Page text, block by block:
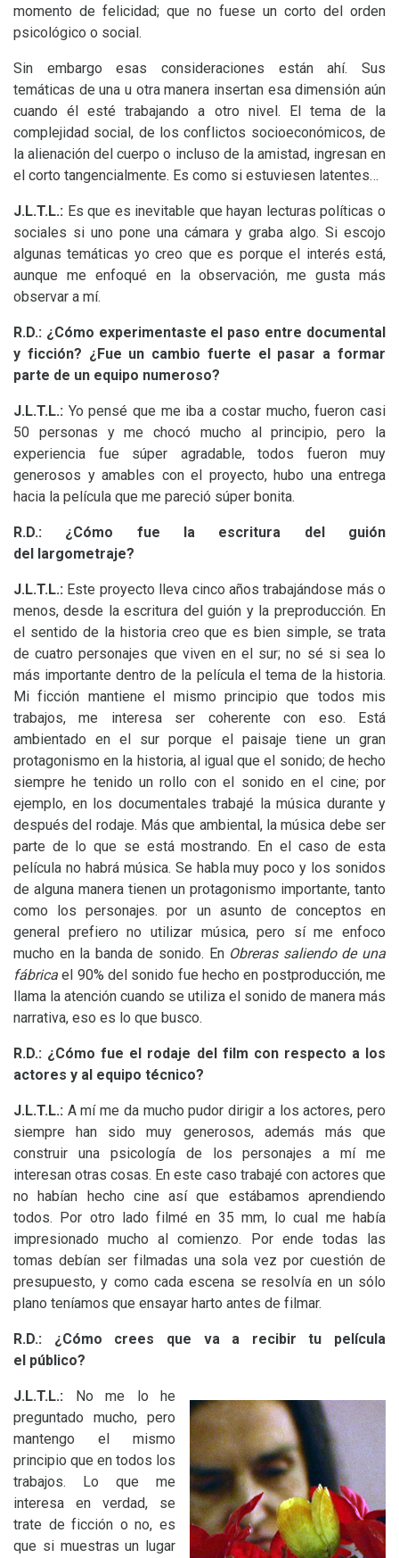
momento de felicidad; que no fuese un corto del orden
psicológico o social.
Sin embargo esas consideraciones están ahí. Sus
temáticas de una u otra manera insertan esa dimensión aún
cuando él esté trabajando a otro nivel. El tema de la
complejidad social, de los conflictos socioeconómicos, de
la alienación del cuerpo o incluso de la amistad, ingresan en
el corto tangencialmente. Es como si estuviesen latentes…
J.L.T.L.: Es que es inevitable que hayan lecturas políticas o
sociales si uno pone una cámara y graba algo. Si escojo
algunas temáticas yo creo que es porque el interés está,
aunque me enfoqué en la observación, me gusta más
observar a mí.
R.D.: ¿Cómo experimentaste el paso entre documental
y ficción? ¿Fue un cambio fuerte el pasar a formar
parte de un equipo numeroso?
J.L.T.L.: Yo pensé que me iba a costar mucho, fueron casi
50 personas y me chocó mucho al principio, pero la
experiencia fue súper agradable, todos fueron muy
generosos y amables con el proyecto, hubo una entrega
hacia la película que me pareció súper bonita.
R.D.: ¿Cómo fue la escritura del guión
del largometraje?
J.L.T.L.: Este proyecto lleva cinco años trabajándose más o
menos, desde la escritura del guión y la preproducción. En
el sentido de la historia creo que es bien simple, se trata
de cuatro personajes que viven en el sur; no sé si sea lo
más importante dentro de la película el tema de la historia.
Mi ficción mantiene el mismo principio que todos mis
trabajos, me interesa ser coherente con eso. Está
ambientado en el sur porque el paisaje tiene un gran
protagonismo en la historia, al igual que el sonido; de hecho
siempre he tenido un rollo con el sonido en el cine; por
ejemplo, en los documentales trabajé la música durante y
después del rodaje. Más que ambiental, la música debe ser
parte de lo que se está mostrando. En el caso de esta
película no habrá música. Se habla muy poco y los sonidos
de alguna manera tienen un protagonismo importante, tanto
como los personajes. por un asunto de conceptos en
general prefiero no utilizar música, pero sí me enfoco
mucho en la banda de sonido. En Obreras saliendo de una
fábrica el 90% del sonido fue hecho en postproducción, me
llama la atención cuando se utiliza el sonido de manera más
narrativa, eso es lo que busco.
R.D.: ¿Cómo fue el rodaje del film con respecto a los
actores y al equipo técnico?
J.L.T.L.: A mí me da mucho pudor dirigir a los actores, pero
siempre han sido muy generosos, además más que
construir una psicología de los personajes a mí me
interesan otras cosas. En este caso trabajé con actores que
no habían hecho cine así que estábamos aprendiendo
todos. Por otro lado filmé en 35 mm, lo cual me había
impresionado mucho al comienzo. Por ende todas las
tomas debían ser filmadas una sola vez por cuestión de
presupuesto, y como cada escena se resolvía en un sólo
plano teníamos que ensayar harto antes de filmar.
R.D.: ¿Cómo crees que va a recibir tu película
el público?
J.L.T.L.: No me lo he
preguntado mucho, pero
mantengo el mismo
principio que en todos los
trabajos. Lo que me
interesa en verdad, se
trate de ficción o no, es
que si muestras un lugar